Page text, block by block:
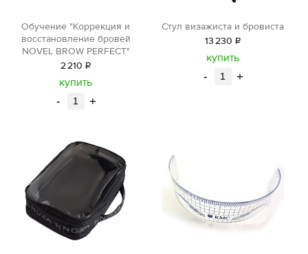
Обучение "Коррекция и
восстановление бровей
NOVEL BROW PERFECT"
2210 Р
уб.
купить
- +
Стул визажиста и бровиста
13230 Р
уб.
купить
- +